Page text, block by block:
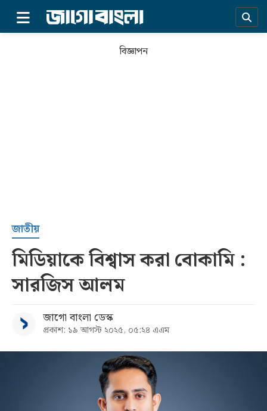
সর্বশেষ
বিভাগ
বিজ্ঞাপন
জাতীয়
মিডিয়াকে বিশ্বাস করা বোকামি :
সারজিস আলম
জাগো বাংলা ডেস্ক
প্রকাশ: ১৯ আগস্ট ২০২৫, ০৫:২৪ এএম